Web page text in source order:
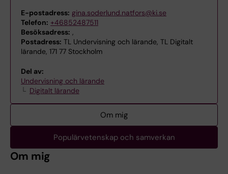
E-postadress: gina.soderlund.natfors@ki.se
Telefon: +46852487511
Besöksadress: ,
Postadress: TL Undervisning och lärande, TL Digitalt
lärande, 171 77 Stockholm
Del av:
Undervisning och lärande
Digitalt lärande
Om mig
Populärvetenskap och samverkan
Om mig